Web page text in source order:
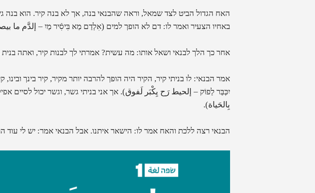
האח הגדול הביט לצד שמאל, וראה שהבנאי בנה, אך לא בנה קיר. הוא בנה
באחיו הצעיר ואמר לו: דם לא הופך למים (אִלְדַם מַא בִּיסִֿיר מַיִ – إلدَّم ما
אחר כך הלך לבנאי ושאל אותו: מה עשית? אמרתי לך לבנות קיר, ואתה
אמר הבנאי: לו בניתי קיר, הקיר היה הופך להרבה יותר מקיר, קיר בינך ובינו,
יִכְּבַּר לַפוֹק – إلحيط رَح يِكْبَر لَفوق).אך אני בניתי גשר, וגשר יכול לסיים
بِالحَياة).
הבנאי רצה ללכת והאח אמר לו: הישאר איתנו. אבל הבנאי אמר: יש לי עוד